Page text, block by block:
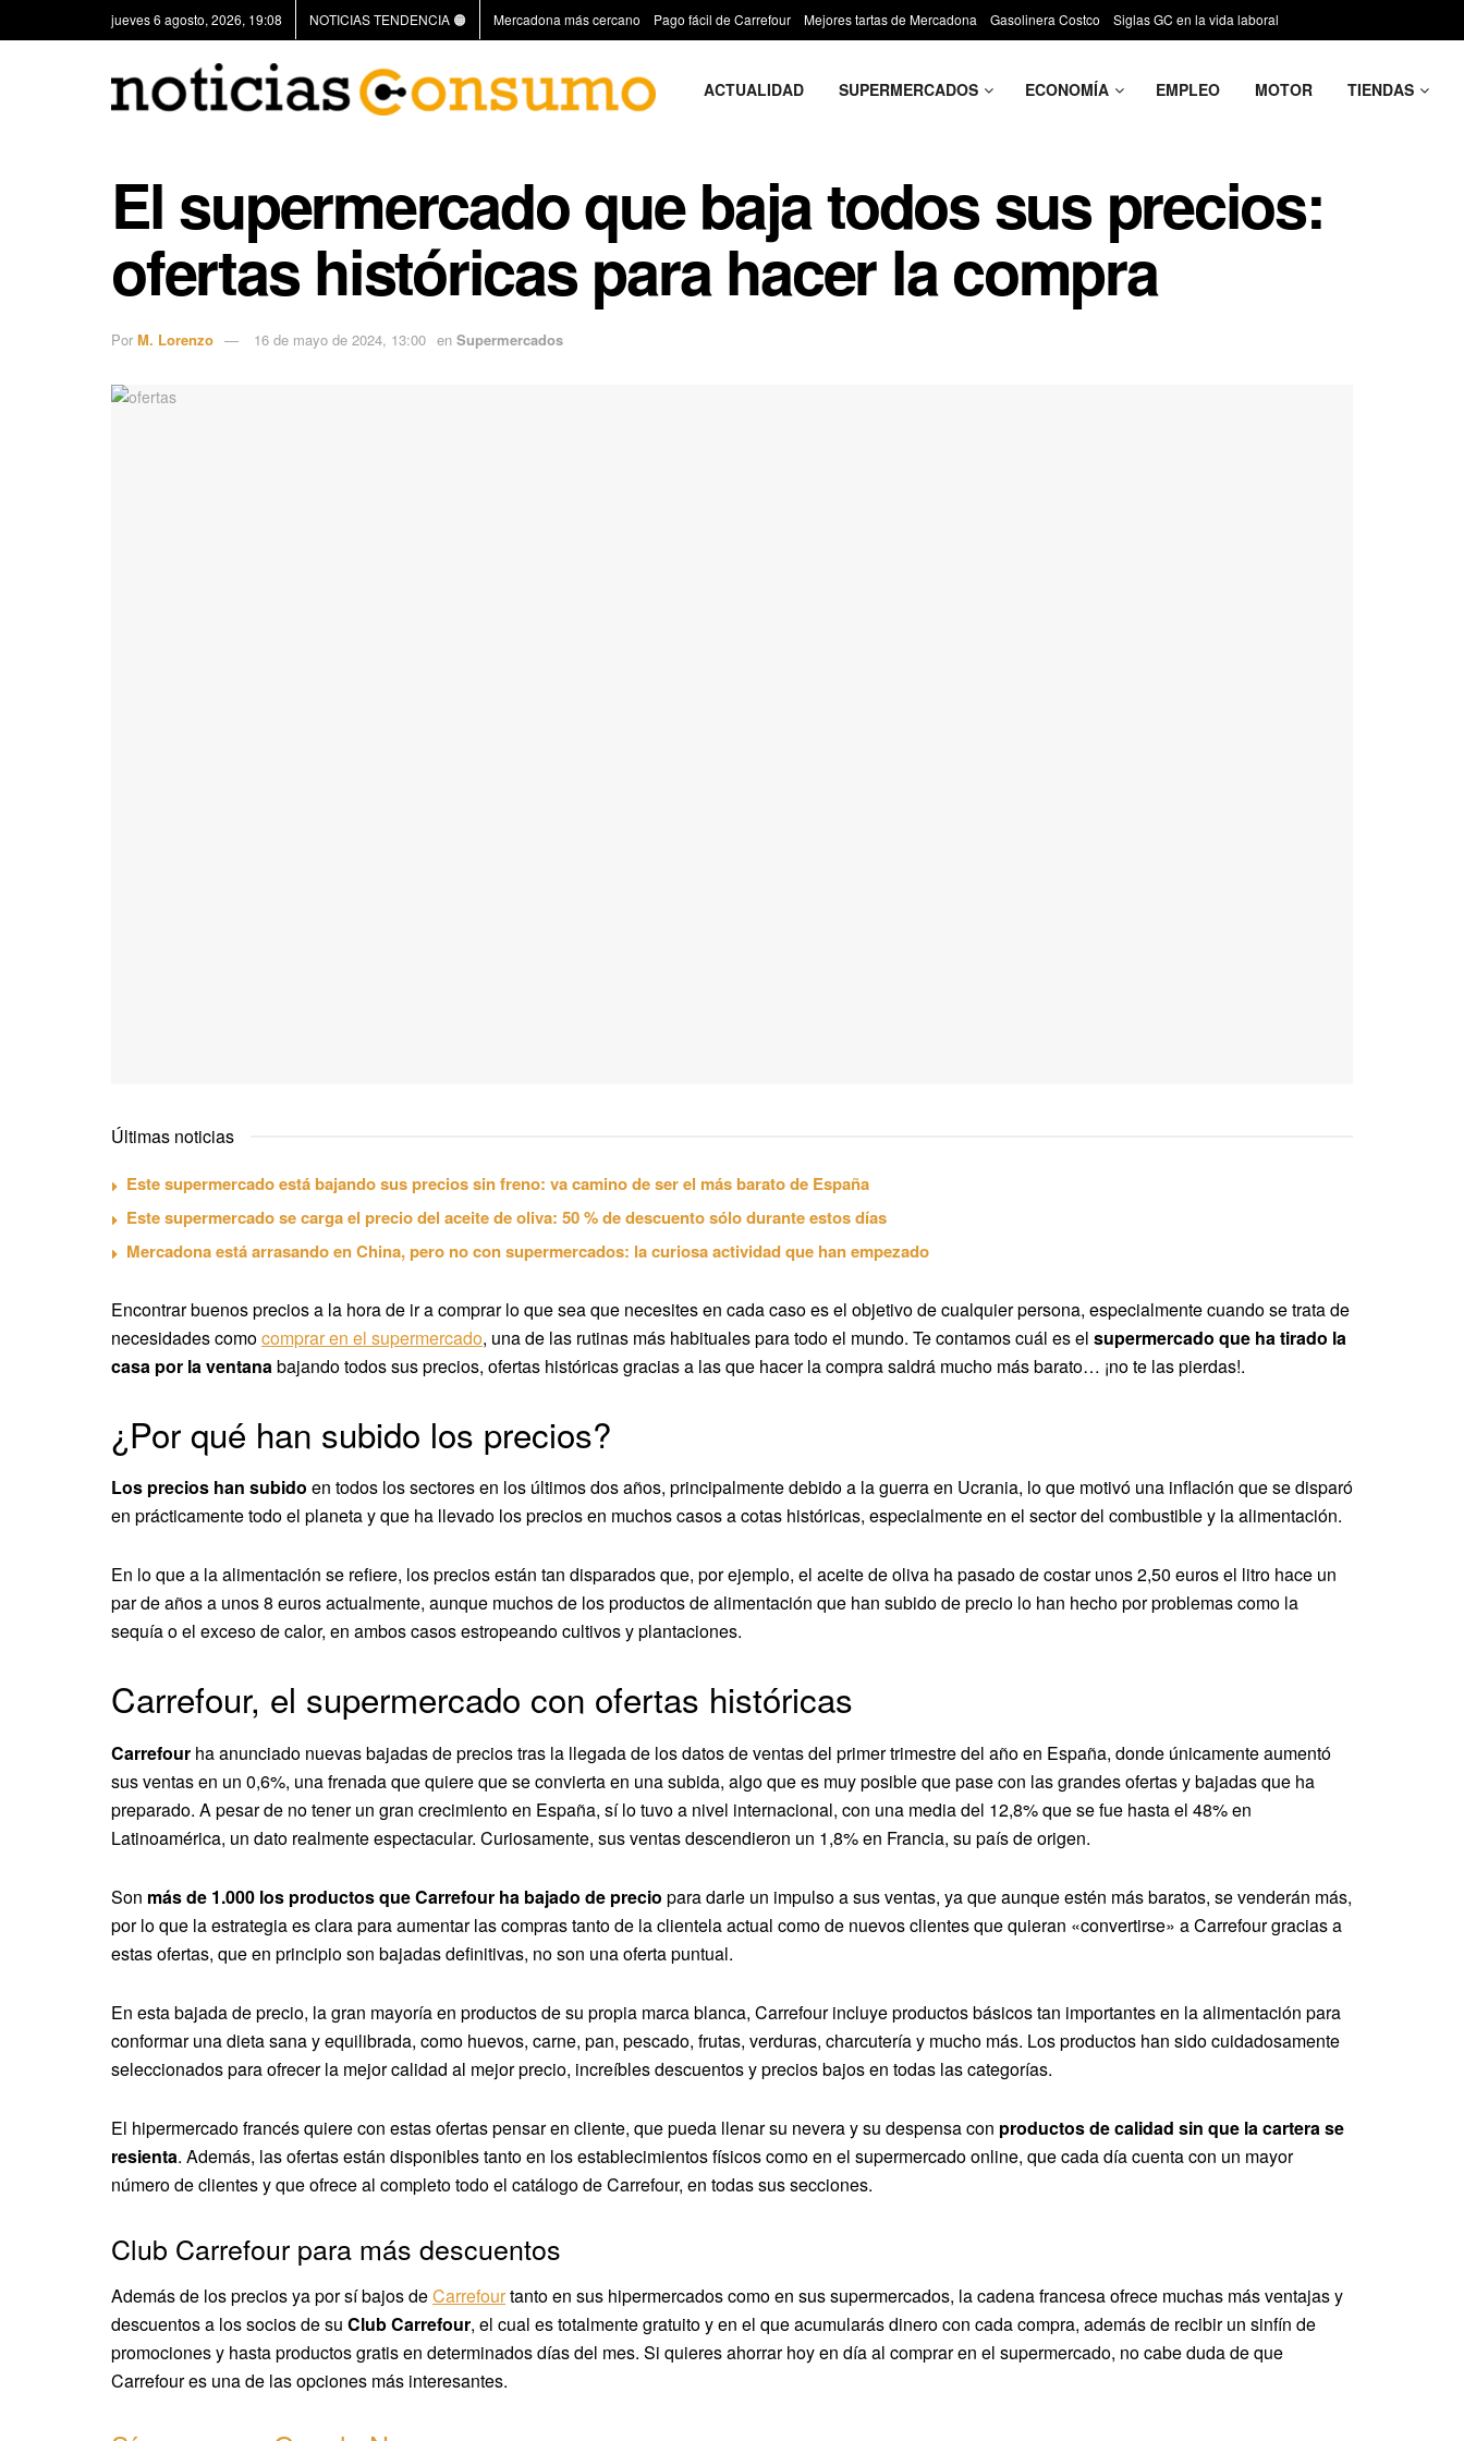
jueves 6 agosto, 2026, 19:08 NOTICIAS TENDENCIA 🟠 Mercadona más cercano Pago fácil de Carrefour Mejores tartas de Mercadona Gasolinera Costco Siglas GC en la vida laboral
ACTUALIDAD SUPERMERCADOS ECONOMÍA EMPLEO MOTOR TIENDAS
El supermercado que baja todos sus precios:
ofertas históricas para hacer la compra
Por M. Lorenzo 16 de mayo de 2024, 13:00 en Supermercados
Últimas noticias
Este supermercado está bajando sus precios sin freno: va camino de ser el más barato de España
Este supermercado se carga el precio del aceite de oliva: 50 % de descuento sólo durante estos días
Mercadona está arrasando en China, pero no con supermercados: la curiosa actividad que han empezado
Encontrar buenos precios a la hora de ir a comprar lo que sea que necesites en cada caso es el objetivo de cualquier persona, especialmente cuando se trata de
necesidades comocomprar en el supermercado, una de las rutinas más habituales para todo el mundo. Te contamos cuál es el supermercado que ha tirado la
casa por la ventanabajando todos sus precios, ofertas históricas gracias a las que hacer la compra saldrá mucho más barato… ¡no te las pierdas!.
¿Por qué han subido los precios?
Los precios han subido en todos los sectores en los últimos dos años, principalmente debido a la guerra en Ucrania, lo que motivó una inflación que se disparó
en prácticamente todo el planeta y que ha llevado los precios en muchos casos a cotas históricas, especialmente en el sector del combustible y la alimentación.
En lo que a la alimentación se refiere, los precios están tan disparados que, por ejemplo, el aceite de oliva ha pasado de costar unos 2,50 euros el litro hace un
par de años a unos 8 euros actualmente, aunque muchos de los productos de alimentación que han subido de precio lo han hecho por problemas como la
sequía o el exceso de calor, en ambos casos estropeando cultivos y plantaciones.
Carrefour, el supermercado con ofertas históricas
Carrefour ha anunciado nuevas bajadas de precios tras la llegada de los datos de ventas del primer trimestre del año en España, donde únicamente aumentó
sus ventas en un 0,6%, una frenada que quiere que se convierta en una subida, algo que es muy posible que pase con las grandes ofertas y bajadas que ha
preparado. A pesar de no tener un gran crecimiento en España, sí lo tuvo a nivel internacional, con una media del 12,8% que se fue hasta el 48% en
Latinoamérica, un dato realmente espectacular. Curiosamente, sus ventas descendieron un 1,8% en Francia, su país de origen.
Son más de 1.000 los productos que Carrefour ha bajado de precio para darle un impulso a sus ventas, ya que aunque estén más baratos, se venderán más,
por lo que la estrategia es clara para aumentar las compras tanto de la clientela actual como de nuevos clientes que quieran «convertirse» a Carrefour gracias a
estas ofertas, que en principio son bajadas definitivas, no son una oferta puntual.
En esta bajada de precio, la gran mayoría en productos de su propia marca blanca, Carrefour incluye productos básicos tan importantes en la alimentación para
conformar una dieta sana y equilibrada, como huevos, carne, pan, pescado, frutas, verduras, charcutería y mucho más. Los productos han sido cuidadosamente
seleccionados para ofrecer la mejor calidad al mejor precio, increíbles descuentos y precios bajos en todas las categorías.
El hipermercado francés quiere con estas ofertas pensar en cliente, que pueda llenar su nevera y su despensa con productos de calidad sin que la cartera se
resienta. Además, las ofertas están disponibles tanto en los establecimientos físicos como en el supermercado online, que cada día cuenta con un mayor
número de clientes y que ofrece al completo todo el catálogo de Carrefour, en todas sus secciones.
Club Carrefour para más descuentos
Además de los precios ya por sí bajos deCarrefourtanto en sus hipermercados como en sus supermercados, la cadena francesa ofrece muchas más ventajas y
descuentos a los socios de su Club Carrefour, el cual es totalmente gratuito y en el que acumularás dinero con cada compra, además de recibir un sinfín de
promociones y hasta productos gratis en determinados días del mes. Si quieres ahorrar hoy en día al comprar en el supermercado, no cabe duda de que
Carrefour es una de las opciones más interesantes.